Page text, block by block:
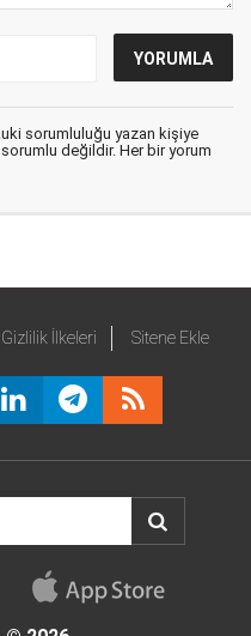
sorumluluğu yazan kişiye
değildir. Her bir yorum
Gizlilik İlkeleri Sitene Ekle